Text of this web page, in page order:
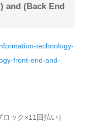
and (Back End
technology-
front-end-and-
ック×11回払い）